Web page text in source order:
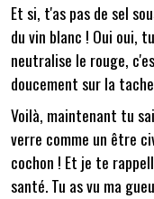
Et si, t'as pas de sel
du vin blanc ! Oui oui,
neutralise le rouge,
doucement sur la
Voilà, maintenant tu
verre comme un être
cochon ! Et je te
santé. Tu as vu ma